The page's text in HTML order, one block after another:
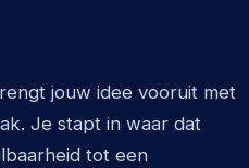
jouw idee vooruit met
Je stapt in waar dat
tot een